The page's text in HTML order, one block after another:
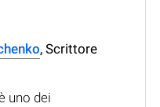
, Scrittore
uno dei